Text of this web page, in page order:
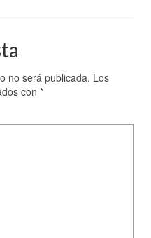
no será publicada. Los
con *